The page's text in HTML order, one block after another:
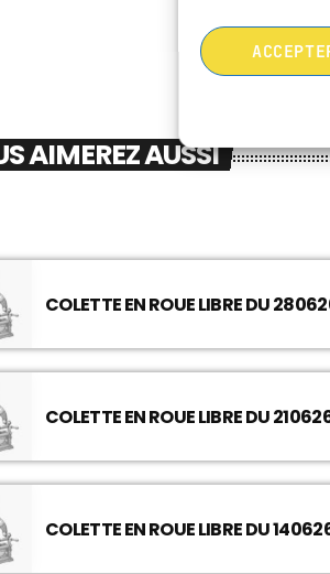
AIMEREZ AUSSI
COLETTE EN ROUE LIBRE DU
COLETTE EN ROUE LIBRE DU
COLETTE EN ROUE LIBRE DU